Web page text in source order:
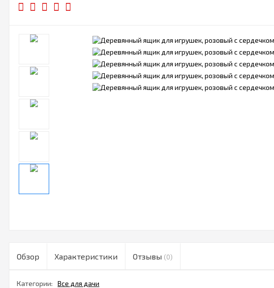
Обзор Характеристики Отзывы (0)
Категории: Все для дачи